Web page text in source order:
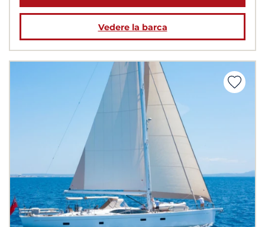
Vedere la barca